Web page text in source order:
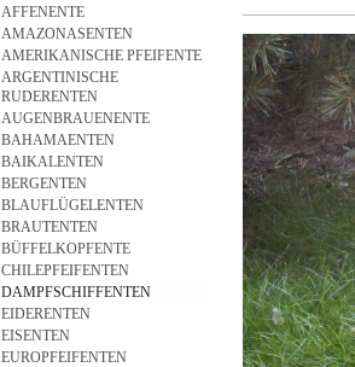
AFFENENTE
AMAZONASENTEN
AMERIKANISCHE PFEIFENTE
ARGENTINISCHE
RUDERENTEN
AUGENBRAUENENTE
BAHAMAENTEN
BAIKALENTEN
BERGENTEN
BLAUFLÜGELENTEN
BRAUTENTEN
BÜFFELKOPFENTE
CHILEPFEIFENTEN
DAMPFSCHIFFENTEN
EIDERENTEN
EISENTEN
EUROPFEIFENTEN